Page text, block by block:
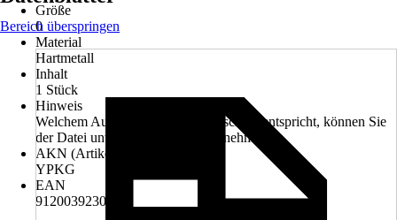
Größe
0
Material
Hartmetall
Inhalt
1 Stück
Hinweis
Welchem Aufnahme Typ Ihre Maschine entspricht, können Sie
der Datei unter "Datenblätter" entnehmen.
AKN (Artikelkurznummer)
YPKG
EAN
9120039230726
Bereich überspringen